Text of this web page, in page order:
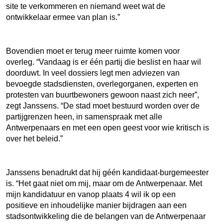
site te verkommeren en niemand weet wat de
ontwikkelaar ermee van plan is.”
Bovendien moet er terug meer ruimte komen voor
overleg. “Vandaag is er één partij die beslist en haar wil
doorduwt. In veel dossiers legt men adviezen van
bevoegde stadsdiensten, overlegorganen, experten en
protesten van buurtbewoners gewoon naast zich neer”,
zegt Janssens. “De stad moet bestuurd worden over de
partijgrenzen heen, in samenspraak met alle
Antwerpenaars en met een open geest voor wie kritisch is
over het beleid.”
Janssens benadrukt dat hij géén kandidaat-burgemeester
is. “Het gaat niet om mij, maar om de Antwerpenaar. Met
mijn kandidatuur en vanop plaats 4 wil ik op een
positieve en inhoudelijke manier bijdragen aan een
stadsontwikkeling die de belangen van de Antwerpenaar